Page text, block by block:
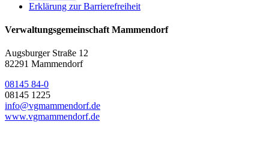
Erklärung zur Barrierefreiheit
Verwaltungsgemeinschaft Mammendorf
Augsburger Straße 12
82291 Mammendorf
08145 84-0
08145 1225
info@vgmammendorf.de
www.vgmammendorf.de